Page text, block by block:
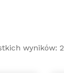
wyników: 2